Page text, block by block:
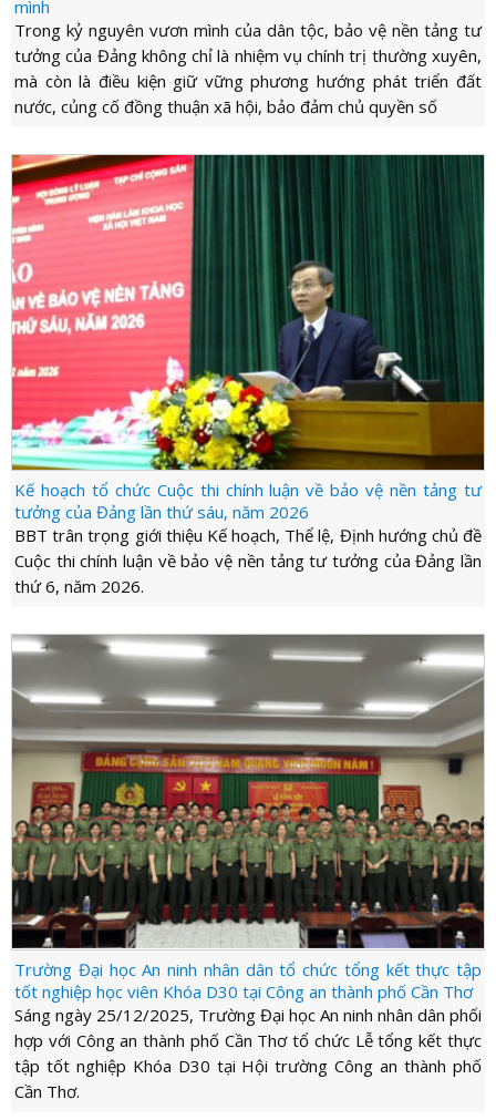
LƯỢNG
VIỆN
ẢNH
THƯ
VIỆN
VIDEO
LIÊN
HỆ
mình
Trong kỷ nguyên vươn mình của dân tộc, bảo vệ nền tảng tư
tưởng của Đảng không chỉ là nhiệm vụ chính trị thường xuyên,
mà còn là điều kiện giữ vững phương hướng phát triển đất
nước, củng cố đồng thuận xã hội, bảo đảm chủ quyền số
Kế hoạch tổ chức Cuộc thi chính luận về bảo vệ nền tảng tư
tưởng của Đảng lần thứ sáu, năm 2026
BBT trân trọng giới thiệu Kế hoạch, Thể lệ, Định hướng chủ đề
Cuộc thi chính luận về bảo vệ nền tảng tư tưởng của Đảng lần
thứ 6, năm 2026.
Trường Đại học An ninh nhân dân tổ chức tổng kết thực tập
tốt nghiệp học viên Khóa D30 tại Công an thành phố Cần Thơ
Sáng ngày 25/12/2025, Trường Đại học An ninh nhân dân phối
hợp với Công an thành phố Cần Thơ tổ chức Lễ tổng kết thực
tập tốt nghiệp Khóa D30 tại Hội trường Công an thành phố
Cần Thơ.